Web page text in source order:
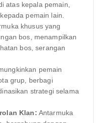
atas kepala pemain,
pemain lain.
khusus yang
bos, menampilkan
bos, serangan
pemain
grup, berbagi
strategi selama
Klan: Antarmuka